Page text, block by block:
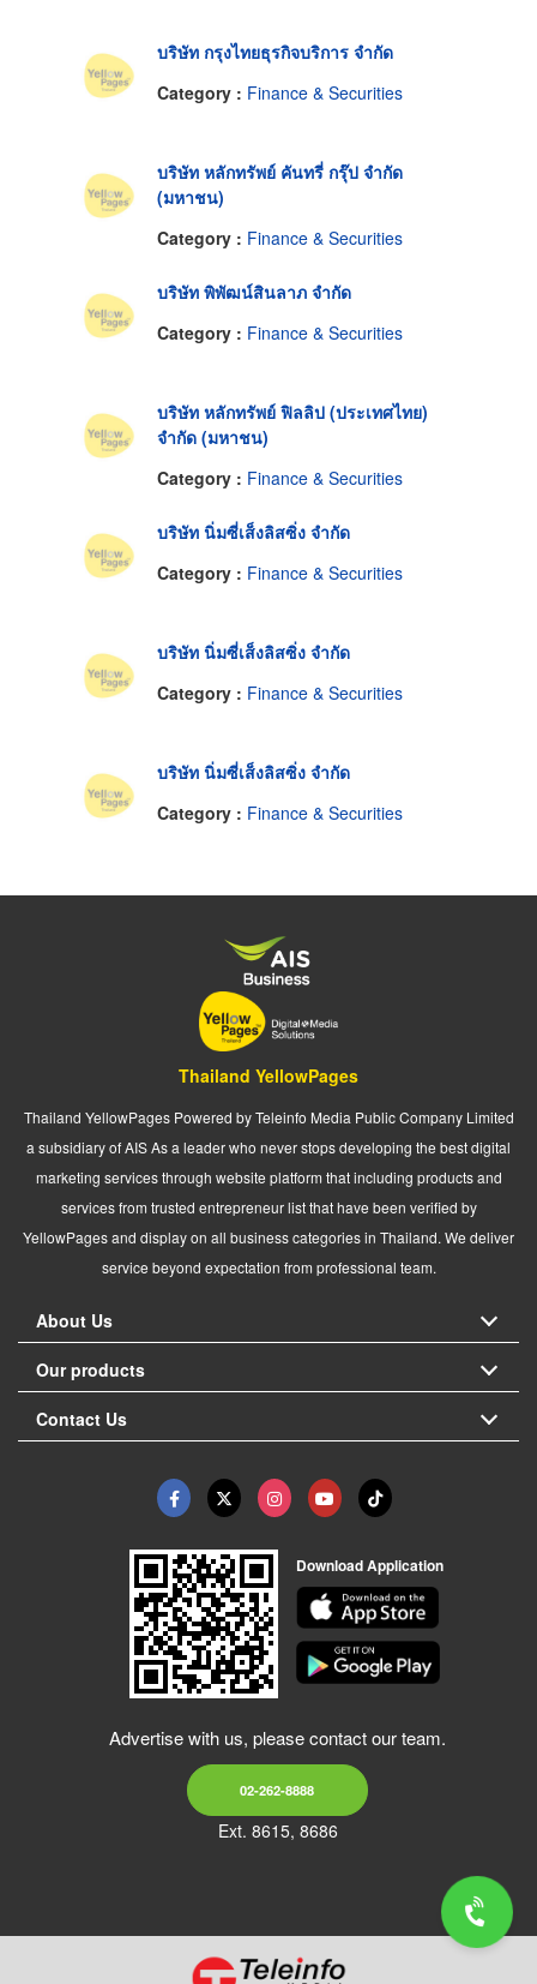
บริษัท กรุงไทยธุรกิจบริการ จำกัด
Category : Finance & Securities
บริษัท หลักทรัพย์ คันทรี่ กรุ๊ป จำกัด
(มหาชน)
Category : Finance & Securities
บริษัท พิพัฒน์สินลาภ จำกัด
Category : Finance & Securities
บริษัท หลักทรัพย์ ฟิลลิป (ประเทศไทย)
จำกัด (มหาชน)
Category : Finance & Securities
บริษัท นิ่มซี่เส็งลิสซิ่ง จำกัด
Category : Finance & Securities
บริษัท นิ่มซี่เส็งลิสซิ่ง จำกัด
Category : Finance & Securities
บริษัท นิ่มซี่เส็งลิสซิ่ง จำกัด
Category : Finance & Securities
Thailand YellowPages
Thailand YellowPages Powered by Teleinfo Media Public Company Limited
a subsidiary of AIS As a leader who never stops developing the best digital
marketing services through website platform that including products and
services from trusted entrepreneur list that have been verified by
YellowPages and display on all business categories in Thailand. We deliver
service beyond expectation from professional team.
About Us
Our products
Contact Us
Download Application
Advertise with us, please contact our team.
02-262-8888
Ext. 8615, 8686